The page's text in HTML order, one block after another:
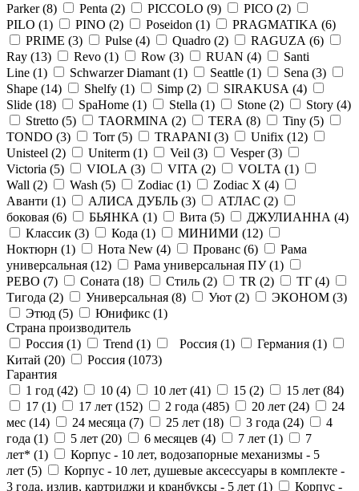
Parker (8) Penta (2) PICCOLO (9) PICO (2)
PILO (1) PINO (2) Poseidon (1) PRAGMATIKA (6)
PRIME (3) Pulse (4) Quadro (2) RAGUZA (6)
Ray (13) Revo (1) Row (3) RUAN (4)
Santi
Line (1) Schwarzer Diamant (1) Seattle (1) Sena (3)
Shape (14) Shelfy (1) Simp (2) SIRAKUSA (4)
Slide (18) SpaHome (1) Stella (1) Stone (2) Story (4)
Stretto (5) TAORMINA (2) TERA (8) Tiny (5)
TONDO (3) Torr (5) TRAPANI (3) Unifix (12)
Unisteel (2) Uniterm (1) Veil (3) Vesper (3)
Victoria (5) VIOLA (3) VITA (2) VOLTA (1)
Wall (2) Wash (5) Zodiac (1) Zodiac X (4)
Аванти (1) АЛИСА ДУБЛЬ (3) АТЛАС (2)
боковая (6) БЬЯНКА (1) Вита (5) ДЖУЛИАННА (4)
Классик (3) Кода (1) МИНИМИ (12)
Ноктюрн (1) Нота New (4) Прованс (6)
Рама
универсальная (12) Рама универсальная ПУ (1)
РЕВО (7) Соната (18) Стиль (2) ТR (2) ТГ (4)
Тигода (2) Универсальная (8) Уют (2) ЭКОНОМ (3)
Этюд (5) Юнификс (1)
Страна производитель
Россия (1) Trend (1) Россия (1) Германия (1)
Китай (20) Россия (1073)
Гарантия
1 год (42) 10 (4) 10 лет (41) 15 (2) 15 лет (84)
17 (1) 17 лет (152) 2 года (485) 20 лет (24)
24
мес (14) 24 месяца (7) 25 лет (18) 3 года (24)
4
года (1) 5 лет (20) 6 месяцев (4) 7 лет (1)
7
лет* (1)
Корпус - 10 лет, водозапорные механизмы - 5
лет (5)
Корпус - 10 лет, душевые аксессуары в комплекте -
3 года, излив, картриджи и кранбуксы - 5 лет (1) Корпус -